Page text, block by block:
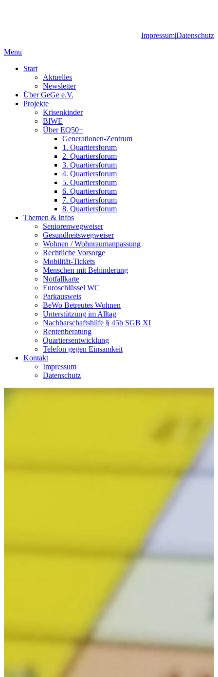
Impressum|Datenschutz
Menu
Start
Aktuelles
Newsletter
Über GeGe e.V.
Projekte
Krisenkinder
BIWE
Über EQ50+
Generationen-Zentrum
1. Quartiersforum
2. Quartiersforum
3. Quartiersforum
4. Quartiersforum
5. Quartiersforum
6. Quartiersforum
7. Quartiersforum
8. Quartiersforum
Themen & Infos
Seniorenwegweiser
Gesundheitswegweiser
Wohnen / Wohnraumanpassung
Rechtliche Vorsorge
Mobilität-Tickets
Menschen mit Behinderung
Notfallkarte
Euroschlüssel WC
Parkausweis
BeWo Betreutes Wohnen
Unterstützung im Alltag
Nachbarschaftshilfe § 45b SGB XI
Rentenberatung
Quartiersentwicklung
Telefon gegen Einsamkeit
Kontakt
Impressum
Datenschutz